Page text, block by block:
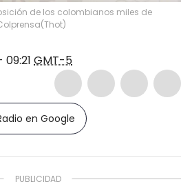
de los colombianos miles de
(Thot)
GMT-5
en Google